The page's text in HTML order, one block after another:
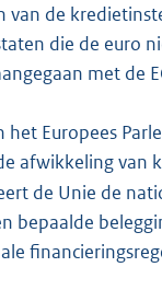
van de
die de euro
met de
het Europees
afwikkeling van
de Unie de
bepaalde